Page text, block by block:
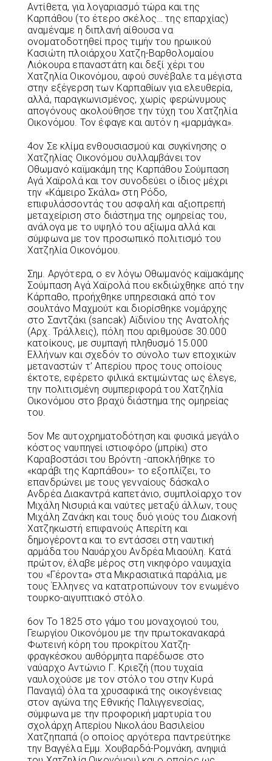
Αντίθετα, για λογαριασμό τώρα και της
Καρπάθου (το έτερο σκέλος… της επαρχίας)
αναμέναμε η διπλανή αίθουσα να
ονοματοδοτηθεί προς τιμήν του ηρωικού
Κασιώτη πλοιάρχου Χατζη-Βαρθολομαίου
Λιόκουρα επαναστάτη και δεξί χέρι του
Χατζηλία Οικονόμου, αφού συνέβαλε τα μέγιστα
στην εξέγερση των Καρπαθίων για ελευθερία,
αλλά, παραγκωνισμένος, χωρίς φερώνυμους
απογόνους ακολούθησε την τύχη του Χατζηλία
Οικονόμου. Τον έφαγε και αυτόν η «μαρμάγκα».
4ον Σε κλίμα ενθουσιασμού και συγκίνησης ο
Χατζηλίας Οικονόμου συλλαμβάνει τον
Οθωμανό καϊμακάμη της Καρπάθου Σούμπαση
Αγά Χαϊρολά και τον συνοδεύει ο ίδιος μέχρι
την «Κάμειρο Σκάλα» στη Ρόδο,
επιφυλάσσοντάς του ασφαλή και αξιοπρεπή
μεταχείριση στο διάστημα της ομηρείας του,
ανάλογα με το υψηλό του αξίωμα αλλά και
σύμφωνα με τον προσωπικό πολιτισμό του
Χατζηλία Οικονόμου.
Σημ. Αργότερα, ο εν λόγω Οθωμανός καϊμακάμης
Σούμπαση Αγά Χαϊρολά που εκδιώχθηκε από την
Κάρπαθο, προήχθηκε υπηρεσιακά από τον
σουλτάνο Μαχμούτ και διορίσθηκε νομάρχης
στο Σαντζάκι (sancak) Αϊδινίου της Ανατολής
(Αρχ. Τράλλεις), πόλη που αριθμούσε 30.000
κατοίκους, με συμπαγή πληθυσμό 15.000
Ελλήνων και σχεδόν το σύνολο των εποχικών
μεταναστών τ’ Απερίου προς τους οποίους
έκτοτε, εφέρετο φιλικά εκτιμώντας ως έλεγε,
την πολιτισμένη συμπεριφορά του Χατζηλία
Οικονόμου στο βραχύ διάστημα της ομηρείας
του.
5ον Με αυτοχρηματοδότηση και φυσικά μεγάλο
κόστος ναυπηγεί ιστιοφόρο (μπρίκι) στο
Καραβοστάσι του Βρόντη -αποκλήθηκε το
«καράβι της Καρπάθου»- το εξοπλίζει, το
επανδρώνει με τους γενναίους δάσκαλο
Ανδρέα Διακαντρά καπετάνιο, συμπλοίαρχο τον
Μιχάλη Νισυριά και ναύτες μεταξύ άλλων, τους
Μιχάλη Ζανάκη και τους δυό γιούς του Διακονή
Χατζηκωστή επιφανούς Απερίτη και
δημογέροντα και το εντάσσει στη ναυτική
αρμάδα του Ναυάρχου Ανδρέα Μιαούλη. Κατά
πρώτον, έλαβε μέρος στη νικηφόρο ναυμαχία
του «Γέροντα» στα Μικρασιατικά παράλια, με
τους Έλληνες να κατατροπώνουν τον ενωμένο
τουρκο-αιγυπτιακό στόλο.
6ον Το 1825 στο γάμο του μοναχογιού του,
Γεωργίου Οικονόμου με την πρωτοκανακαρά
Φωτεινή κόρη του προκρίτου Χατζη-
φραγκέσκου αυθόρμητα παρέδωσε στο
ναύαρχο Αντώνιο Γ. Κριεζή (που τυχαία
ναυλοχούσε με τον στόλο του στην Κυρά
Παναγιά) όλα τα χρυσαφικά της οικογένειας
στον αγώνα της Εθνικής Παλιγγενεσίας,
σύμφωνα με την προφορική μαρτυρία του
σχολάρχη Απερίου Νικολάου Βασιλείου
Χατζηπαπά (ο οποίος αργότερα παντρεύτηκε
την Βαγγέλα Εμμ. Χουβαρδά-Ρομνάκη, ανηψιά